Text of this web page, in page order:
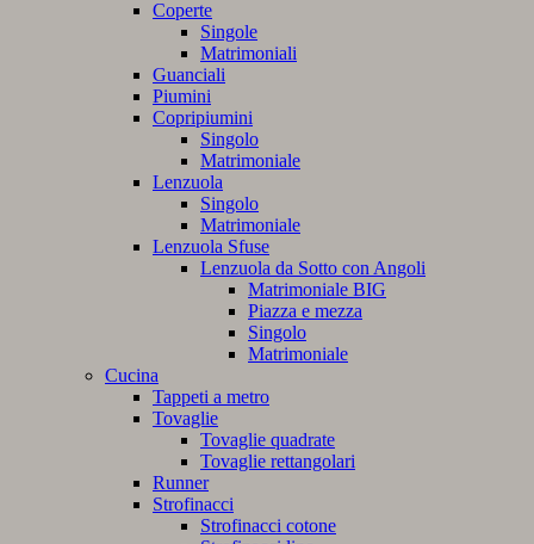
Coperte
Singole
Matrimoniali
Guanciali
Piumini
Copripiumini
Singolo
Matrimoniale
Lenzuola
Singolo
Matrimoniale
Lenzuola Sfuse
Lenzuola da Sotto con Angoli
Matrimoniale BIG
Piazza e mezza
Singolo
Matrimoniale
Cucina
Tappeti a metro
Tovaglie
Tovaglie quadrate
Tovaglie rettangolari
Runner
Strofinacci
Strofinacci cotone